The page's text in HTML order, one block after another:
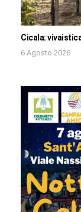
Cicala:
6 Agosto 2026